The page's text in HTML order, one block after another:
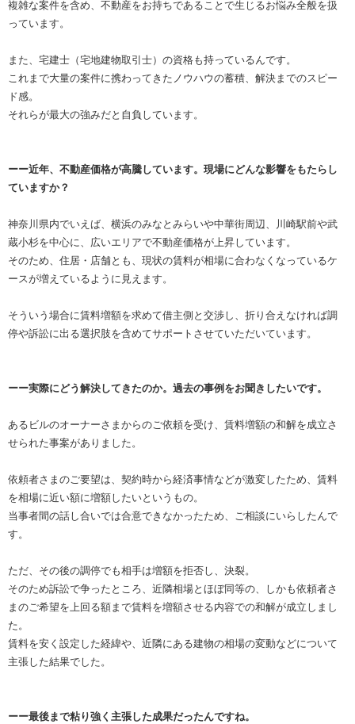
複雑な案件を含め、不動産をお持ちであることで生じるお悩み全般を扱
っています。
また、宅建士（宅地建物取引士）の資格も持っているんです。
これまで大量の案件に携わってきたノウハウの蓄積、解決までのスピー
ド感。
それらが最大の強みだと自負しています。
ーー近年、不動産価格が高騰しています。現場にどんな影響をもたらし
ていますか？
神奈川県内でいえば、横浜のみなとみらいや中華街周辺、川崎駅前や武
蔵小杉を中心に、広いエリアで不動産価格が上昇しています。
そのため、住居・店舗とも、現状の賃料が相場に合わなくなっているケ
ースが増えているように見えます。
そういう場合に賃料増額を求めて借主側と交渉し、折り合えなければ調
停や訴訟に出る選択肢を含めてサポートさせていただいています。
ーー実際にどう解決してきたのか。過去の事例をお聞きしたいです。
あるビルのオーナーさまからのご依頼を受け、賃料増額の和解を成立さ
せられた事案がありました。
依頼者さまのご要望は、契約時から経済事情などが激変したため、賃料
を相場に近い額に増額したいというもの。
当事者間の話し合いでは合意できなかったため、ご相談にいらしたんで
す。
ただ、その後の調停でも相手は増額を拒否し、決裂。
そのため訴訟で争ったところ、近隣相場とほぼ同等の、しかも依頼者さ
まのご希望を上回る額まで賃料を増額させる内容での和解が成立しまし
た。
賃料を安く設定した経緯や、近隣にある建物の相場の変動などについて
主張した結果でした。
ーー最後まで粘り強く主張した成果だったんですね。